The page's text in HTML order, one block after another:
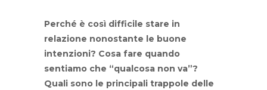
Perché è così difficile stare in
relazione nonostante le buone
intenzioni? Cosa fare quando
sentiamo che “qualcosa non va”?
Quali sono le principali trappole delle